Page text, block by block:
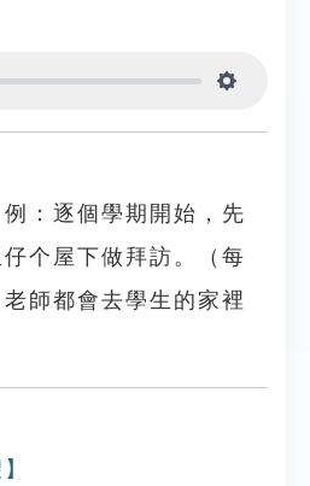
：逐個學期開始，先
个屋下做拜訪。（每
師都會去學生的家裡